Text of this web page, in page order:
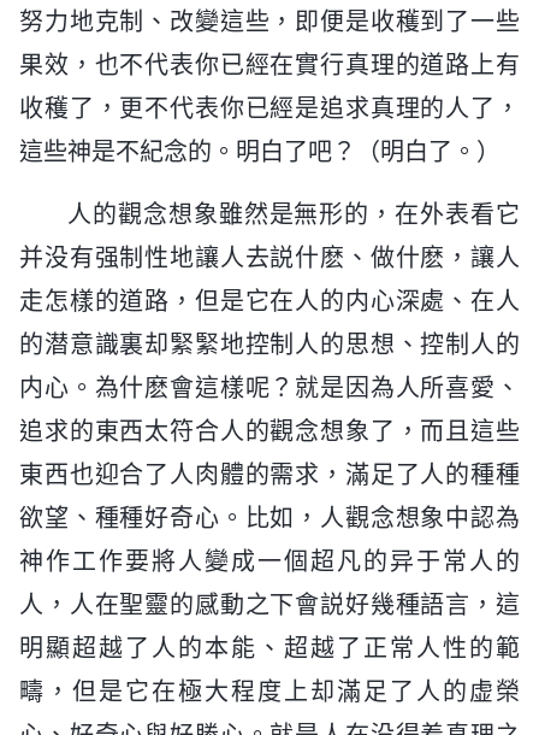
努力地克制、改變這些，即便是收穫到了一些
果效，也不代表你已經在實行真理的道路上有
收穫了，更不代表你已經是追求真理的人了，
這些神是不紀念的。明白了吧？（明白了。）
人的觀念想象雖然是無形的，在外表看它
并没有强制性地讓人去説什麽、做什麽，讓人
走怎樣的道路，但是它在人的内心深處、在人
的潜意識裏却緊緊地控制人的思想、控制人的
内心。為什麽會這樣呢？就是因為人所喜愛、
追求的東西太符合人的觀念想象了，而且這些
東西也迎合了人肉體的需求，滿足了人的種種
欲望、種種好奇心。比如，人觀念想象中認為
神作工作要將人變成一個超凡的异于常人的
人，人在聖靈的感動之下會説好幾種語言，這
明顯超越了人的本能、超越了正常人性的範
疇，但是它在極大程度上却滿足了人的虚榮